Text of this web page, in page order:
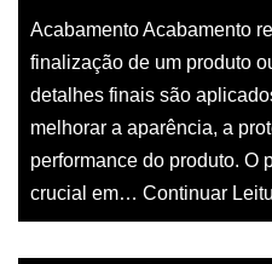
Acabamento Acabamento
finalização de um produto
detalhes finais são
melhorar a aparência, a
performance do produto. O
crucial em… Continuar